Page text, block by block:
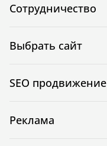
Сотрудничество
Выбрать сайт
SEO продвижение
Реклама